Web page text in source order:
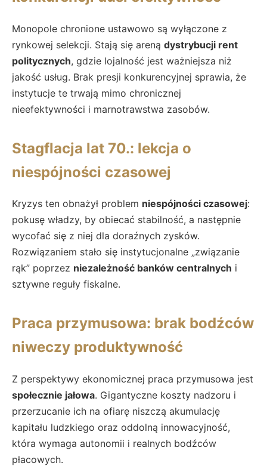
Monopole chronione ustawowo są wyłączone z
rynkowej selekcji. Stają się areną dystrybucji rent
politycznych, gdzie lojalność jest ważniejsza niż
jakość usług. Brak presji konkurencyjnej sprawia, że
instytucje te trwają mimo chronicznej
nieefektywności i marnotrawstwa zasobów.
Stagflacja lat 70.: lekcja o
niespójności czasowej
Kryzys ten obnażył problem niespójności czasowej:
pokusę władzy, by obiecać stabilność, a następnie
wycofać się z niej dla doraźnych zysków.
Rozwiązaniem stało się instytucjonalne „związanie
rąk” poprzez niezależność banków centralnych i
sztywne reguły fiskalne.
Praca przymusowa: brak bodźców
niweczy produktywność
Z perspektywy ekonomicznej praca przymusowa jest
społecznie jałowa. Gigantyczne koszty nadzoru i
przerzucanie ich na ofiarę niszczą akumulację
kapitału ludzkiego oraz oddolną innowacyjność,
która wymaga autonomii i realnych bodźców
płacowych.